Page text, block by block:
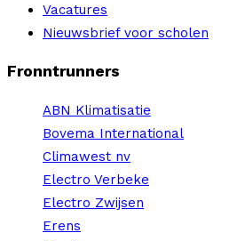
Vacatures
Nieuwsbrief voor scholen
Fronntrunners
ABN Klimatisatie
Bovema International
Climawest nv
Electro Verbeke
Electro Zwijsen
Erens